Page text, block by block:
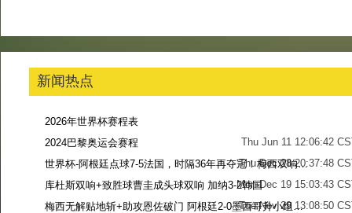
新闻热点
2026年世界杯赛程表
Thu Jun 11 12:06:42
2024巴黎奥运会赛程
Thu Dec 28 20:37:48
世界杯-阿根廷点球7-5法国，时隔36年再夺冠！梅西双响姆巴佩戴帽
Mon Dec 19 15:03:43
库杜斯双响+致胜球曹圭成头球双响 加纳3-2韩国
Tue Nov 29 13:08:50
梅西无解贴地斩+助攻恩佐破门 阿根廷2-0墨西哥升小组第二